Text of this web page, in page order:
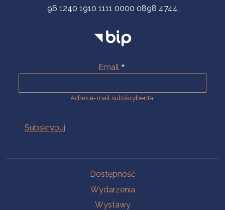
96 1240 1910 1111 0000 0898 4744
Email
Adres e-mail subskrybenta.
Dostępność
Wydarzenia
Wystawy